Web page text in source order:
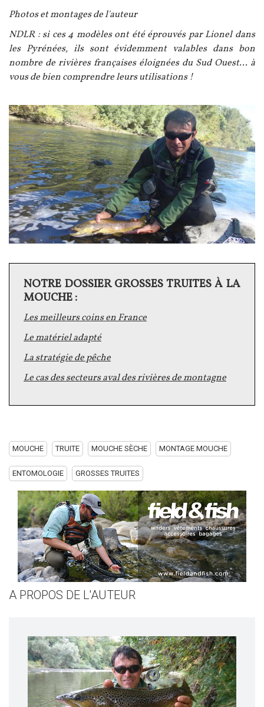
Photos et montages de l'auteur
NDLR : si ces 4 modèles ont été éprouvés par Lionel dans
les Pyrénées, ils sont évidemment valables dans bon
nombre de rivières françaises éloignées du Sud Ouest... à
vous de bien comprendre leurs utilisations !
Image
Texte
NOTRE DOSSIER GROSSES TRUITES À LA
MOUCHE :
Les meilleurs coins en France
Le matériel adapté
La stratégie de pêche
Le cas des secteurs aval des rivières de montagne
MOUCHE TRUITE MOUCHE SÈCHE MONTAGE MOUCHE
ENTOMOLOGIE GROSSES TRUITES
A PROPOS DE L'AUTEUR